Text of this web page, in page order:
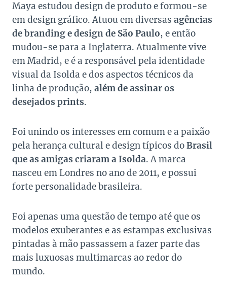
Maya estudou design de produto e formou-se
em design gráfico. Atuou em diversas agências
de branding e design de São Paulo, e então
mudou-se para a Inglaterra. Atualmente vive
em Madrid, e é a responsável pela identidade
visual da Isolda e dos aspectos técnicos da
linha de produção, além de assinar os
desejados prints.
Foi unindo os interesses em comum e a paixão
pela herança cultural e design típicos doBrasil
que as amigas criaram a Isolda. A marca
nasceu em Londres no ano de 2011, e possui
forte personalidade brasileira.
Foi apenas uma questão de tempo até que os
modelos exuberantes e as estampas exclusivas
pintadas à mão passassem a fazer parte das
mais luxuosas multimarcas ao redor do
mundo.